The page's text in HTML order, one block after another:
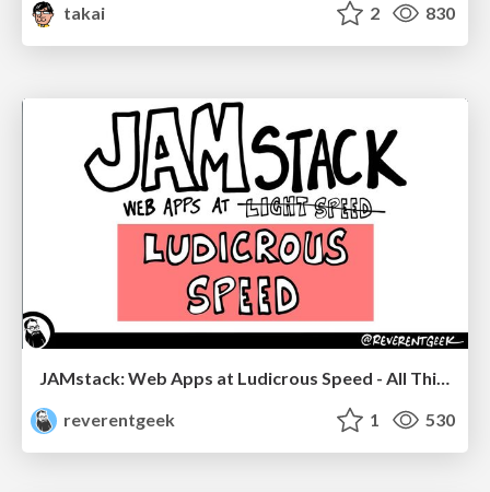
takai
2 830
JAMstack: Web Apps at Ludicrous Speed - All Things Open 2022
reverentgeek
1 530